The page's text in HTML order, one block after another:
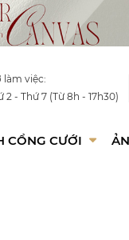
làm việc:
2 - Thứ 7 (Từ 8h - 17h30)
CỔNG CƯỚI